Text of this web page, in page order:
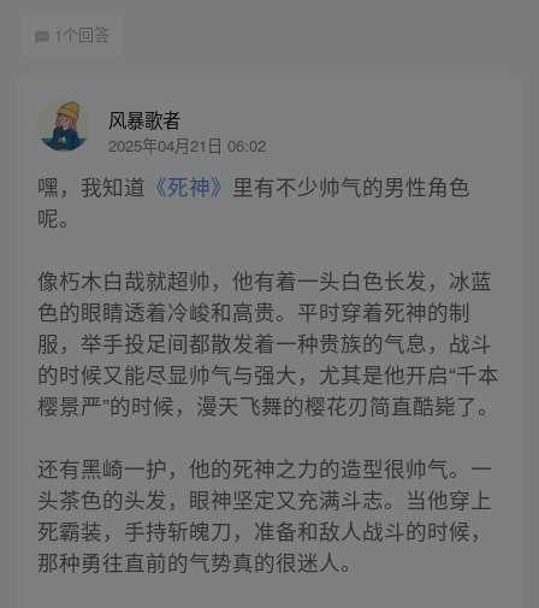
1个回答
风暴歌者
2025年04月21日 06:02
嘿，我知道 《死神》 里有不少帅气的男性角色
呢。
像朽木白哉就超帅，他有着一头白色长发，冰蓝
色的眼睛透着冷峻和高贵。平时穿着死神的制
服，举手投足间都散发着一种贵族的气息，战斗
的时候又能尽显帅气与强大，尤其是他开启“千本
樱景严”的时候，漫天飞舞的樱花刃简直酷毙了。
还有黑崎一护，他的死神之力的造型很帅气。一
头茶色的头发，眼神坚定又充满斗志。当他穿上
死霸装，手持斩魄刀，准备和敌人战斗的时候，
那种勇往直前的气势真的很迷人。